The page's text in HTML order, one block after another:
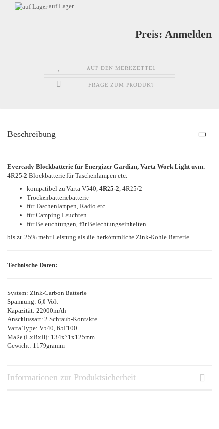
auf Lager
Preis: Anmelden
AUF DEN MERKZETTEL
FRAGE ZUM PRODUKT
Beschreibung
Eveready Blockbatterie für Energizer Gardian, Varta Work Light uvm.
4R25-2 Blockbatterie für Taschenlampen etc.
kompatibel zu Varta V540, 4R25-2, 4R25/2
Trockenbatteriebatterie
für Taschenlampen, Radio etc.
für Camping Leuchten
für Beleuchtungen, für Belechtungseinheiten
bis zu 25% mehr Leistung als die herkömmliche Zink-Kohle Batterie.
Technische Daten:
System: Zink-Carbon Batterie
Spannung: 6,0 Volt
Kapazität: 22000mAh
Anschlussart: 2 Schraub-Kontakte
Varta Type: V540, 65F100
Maße (LxBxH): 134x71x125mm
Gewicht: 1179gramm
Informationen zur Produktsicherheit